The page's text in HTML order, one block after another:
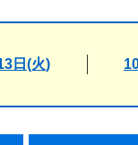
日(火)